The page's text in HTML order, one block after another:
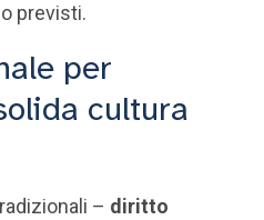
previsti.
per
cultura
– diritto